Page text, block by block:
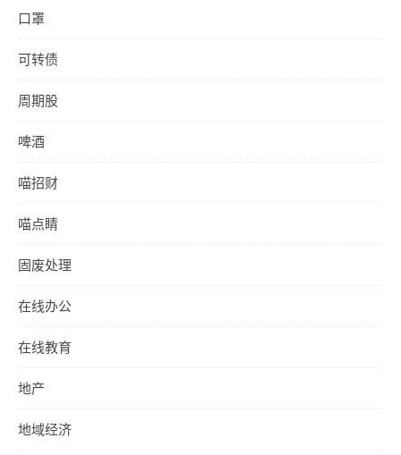
口罩
可转债
周期股
啤酒
喵招财
喵点睛
固废处理
在线办公
在线教育
地产
地域经济